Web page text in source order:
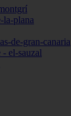
la-plana
de-gran-canaria
- el-sauzal